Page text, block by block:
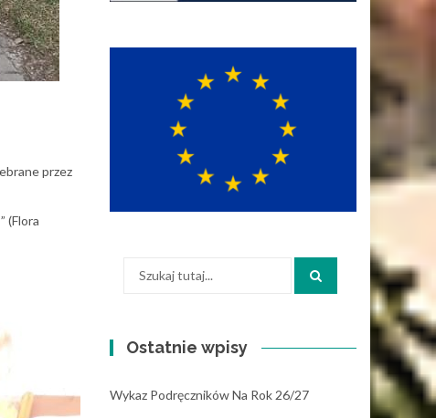
przez
(Flora
Ostatnie wpisy
Wykaz Podręczników Na Rok 26/27